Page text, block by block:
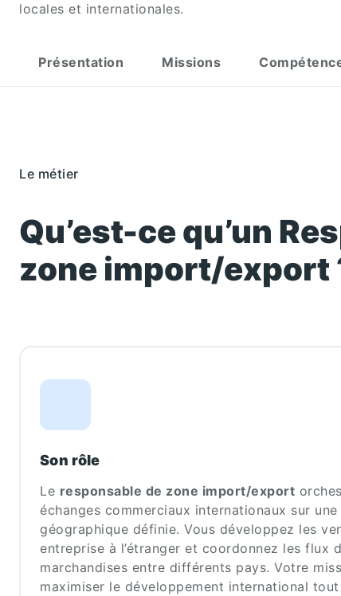
locales et internationales.
Présentation Missions
Le métier
Qu’est-ce qu’un
zone import/export
Son rôle
Le responsable de zone import/export
échanges commerciaux internationaux sur
géographique définie. Vous développez les
entreprise à l’étranger et coordonnez les flux
marchandises entre différents pays. Votre
maximiser le développement international tout